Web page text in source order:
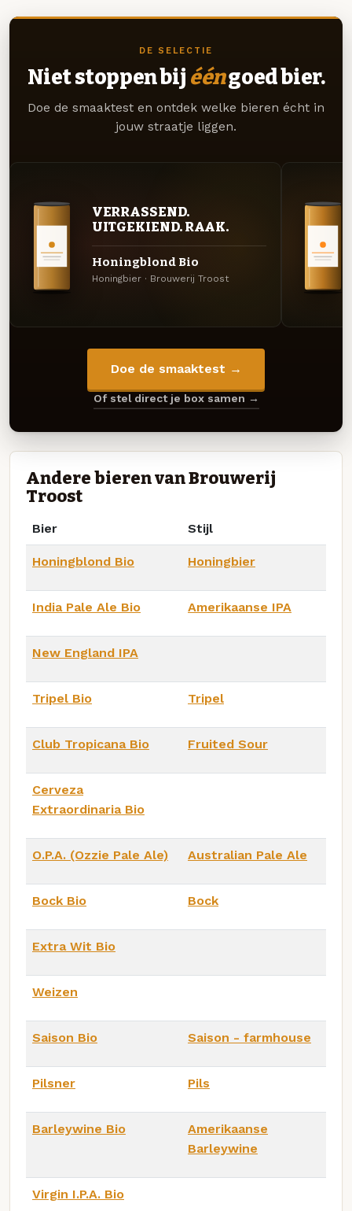
DE SELECTIE
Niet stoppen bij ééngoed bier.
Doe de smaaktest en ontdek welke bieren écht in
jouw straatje liggen.
VERRASSEND.
UITGEKIEND. RAAK.
Honingblond Bio
Honingbier · Brouwerij Troost
Doe de smaaktest →
Of stel direct je box samen →
Andere bieren van Brouwerij
Troost
Bier Stijl
Honingblond Bio Honingbier
India Pale Ale Bio Amerikaanse IPA
New England IPA
Tripel Bio Tripel
Club Tropicana Bio Fruited Sour
Cerveza
Extraordinaria Bio
O.P.A. (Ozzie Pale Ale) Australian Pale Ale
Bock Bio Bock
Extra Wit Bio
Weizen
Saison Bio Saison - farmhouse
Pilsner Pils
Barleywine Bio
Amerikaanse
Barleywine
Virgin I.P.A. Bio